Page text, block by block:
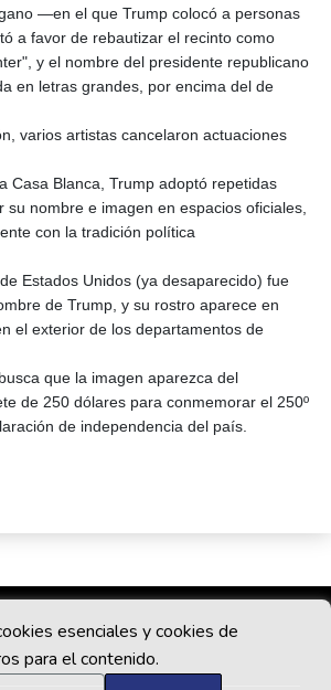
esenciales y cookies de
para el contenido.
—en el que Trump colocó a personas
a favor de rebautizar el recinto como
y el nombre del presidente republicano
en letras grandes, por encima del de
varios artistas cancelaron actuaciones
Casa Blanca, Trump adoptó repetidas
su nombre e imagen en espacios oficiales,
con la tradición política
Estados Unidos (ya desaparecido) fue
de Trump, y su rostro aparece en
el exterior de los departamentos de
que la imagen aparezca del
de 250 dólares para conmemorar el 250º
de independencia del país.